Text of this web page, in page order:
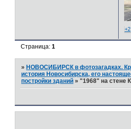
+2
Страница:1
»НОВОСИБИРСК в фотозагадках.
история Новосибирска, его
постройки зданий »"1968" на стене